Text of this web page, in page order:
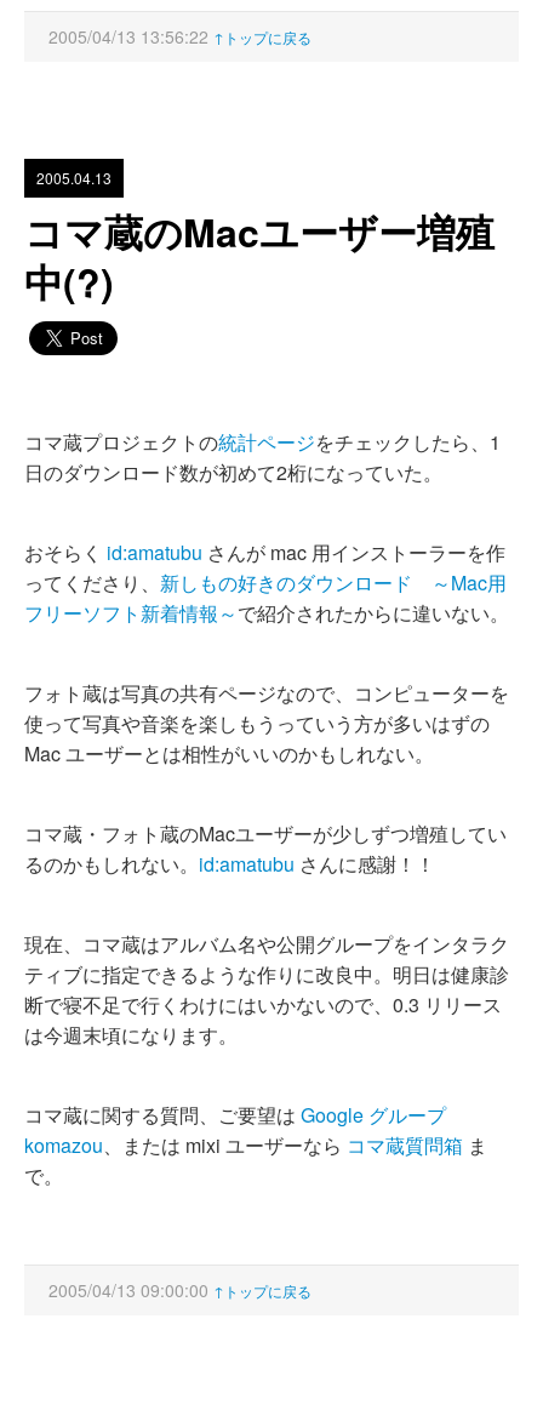
2005/04/13 13:56:22 ↑トップに戻る
2005.04.13
コマ蔵のMacユーザー増殖
中(?)
コマ蔵プロジェクトの統計ページをチェックしたら、1
日のダウンロード数が初めて2桁になっていた。
おそらく id:amatubu さんが mac 用インストーラーを作
ってくださり、 新しもの好きのダウンロード ～Mac用
フリーソフト新着情報～で紹介されたからに違いない。
フォト蔵は写真の共有ページなので、コンピューターを
使って写真や音楽を楽しもうっていう方が多いはずの
Mac ユーザーとは相性がいいのかもしれない。
コマ蔵・フォト蔵のMacユーザーが少しずつ増殖してい
るのかもしれない。 id:amatubu さんに感謝！！
現在、コマ蔵はアルバム名や公開グループをインタラク
ティブに指定できるような作りに改良中。明日は健康診
断で寝不足で行くわけにはいかないので、0.3 リリース
は今週末頃になります。
コマ蔵に関する質問、ご要望は Google グループ
komazou、または mixi ユーザーなら コマ蔵質問箱 ま
で。
2005/04/13 09:00:00 ↑トップに戻る